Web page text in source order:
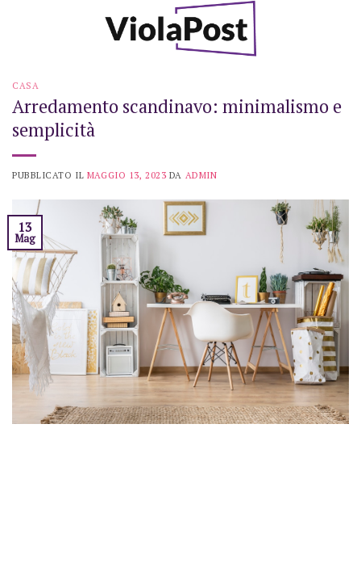
CASA
Arredamento scandinavo: minimalismo e
semplicità
PUBBLICATO IL MAGGIO 13, 2023 DA ADMIN
13
Mag